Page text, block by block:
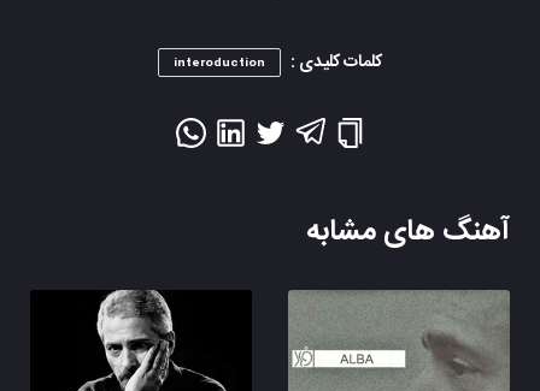
کلمات کلیدی : interoduction
آهنگ های مشابه